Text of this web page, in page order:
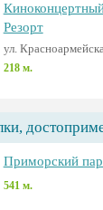
Резорт
ул.
218 м.
Приморский
541 м.